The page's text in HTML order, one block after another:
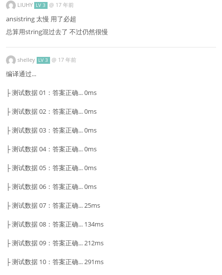
LIUHY LV 3 @ 17 年前
ansistring 太慢 用了必超
总算用string混过去了 不过仍然很慢
shelley LV 3 @ 17 年前
编译通过...
├ 测试数据 01：答案正确... 0ms
├ 测试数据 02：答案正确... 0ms
├ 测试数据 03：答案正确... 0ms
├ 测试数据 04：答案正确... 0ms
├ 测试数据 05：答案正确... 0ms
├ 测试数据 06：答案正确... 0ms
├ 测试数据 07：答案正确... 25ms
├ 测试数据 08：答案正确... 134ms
├ 测试数据 09：答案正确... 212ms
├ 测试数据 10：答案正确... 291ms